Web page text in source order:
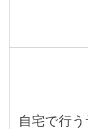
自宅で行